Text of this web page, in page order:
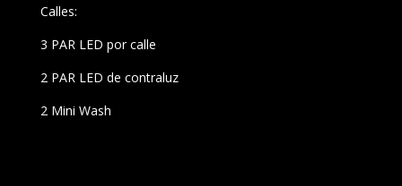
Calles:
3 PAR LED por calle
2 PAR LED de contraluz
2 Mini Wash